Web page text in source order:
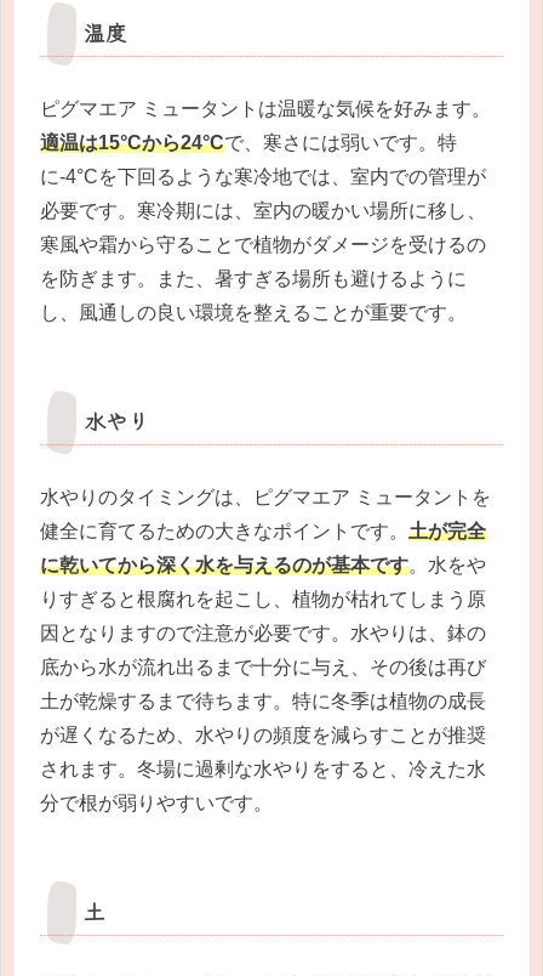
温度
ピグマエア ミュータントは温暖な気候を好みます。
適温は15°Cから24°Cで、寒さには弱いです。特
に-4°Cを下回るような寒冷地では、室内での管理が
必要です。寒冷期には、室内の暖かい場所に移し、
寒風や霜から守ることで植物がダメージを受けるの
を防ぎます。また、暑すぎる場所も避けるように
し、風通しの良い環境を整えることが重要です。
水やり
水やりのタイミングは、ピグマエア ミュータントを
健全に育てるための大きなポイントです。 土が完全
に乾いてから深く水を与えるのが基本です。水をや
りすぎると根腐れを起こし、植物が枯れてしまう原
因となりますので注意が必要です。水やりは、鉢の
底から水が流れ出るまで十分に与え、その後は再び
土が乾燥するまで待ちます。特に冬季は植物の成長
が遅くなるため、水やりの頻度を減らすことが推奨
されます。冬場に過剰な水やりをすると、冷えた水
分で根が弱りやすいです。
土